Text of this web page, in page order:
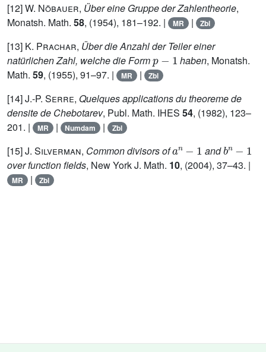
[12]W. Nöbauer, Über eine Gruppe der Zahlentheorie,
Monatsh. Math. 58, (1954), 181–192. | MR | Zbl
[13] K. Prachar, Über die Anzahl der Teiler einer
natürlichen Zahl, welche die Form
p-1
haben, Monatsh.
Math. 59, (1955), 91–97. | MR | Zbl
[14]J.-P. Serre, Quelques applications du theoreme de
densite de Chebotarev, Publ. Math. IHES 54, (1982), 123–
201. |
MR | Numdam | Zbl
[15]J. Silverman, Common divisors of and
over function fields, New York J. Math. 10, (2004), 37–43. |
MR | Zbl